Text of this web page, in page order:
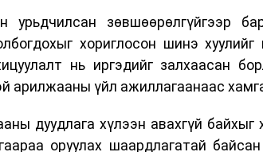
урьдчилсан зөвшөөрөлгүйгээр
хориглосон шинэ
нь иргэдийг залхаасан
арилжааны үйл ажиллагаанаас
дуудлага хүлээн авахгүй байхыг
оруулах шаардлагатай